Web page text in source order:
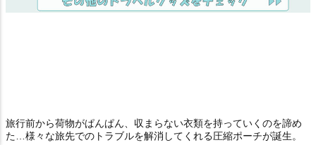
旅行前から荷物がぱんぱん、収まらない衣類を持っていくのを諦め
た…様々な旅先でのトラブルを解消してくれる圧縮ポーチが誕生。